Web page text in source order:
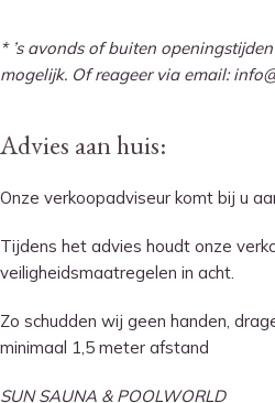
* ’s avonds of buiten
mogelijk. Of reageer via email:
Advies aan huis:
Onze verkoopadviseur komt bij u
Tijdens het advies houdt onze
veiligheidsmaatregelen in acht.
Zo schudden wij geen handen,
minimaal 1,5 meter afstand
SUN SAUNA & POOLWORLD